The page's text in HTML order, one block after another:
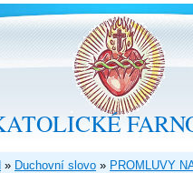
» Duchovní slovo » PROMLUVY